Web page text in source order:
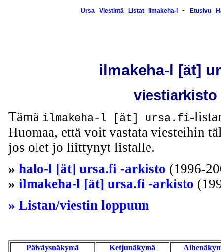
Ursa Viestintä Listat ilmakeha-l ~ Etusivu
ilmakeha-l [ät]
viestiarkisto
Tämä ilmakeha-l [ät] ursa.fi-
Huomaa, että voit vastata viesteihin
jos olet jo liittynyt listalle.
» halo-l [ät] ursa.fi -arkisto (1996-
» ilmakeha-l [ät] ursa.fi -arkisto
» Listan/viestin loppuun
Päiväysnäkymä Ketjunäkymä